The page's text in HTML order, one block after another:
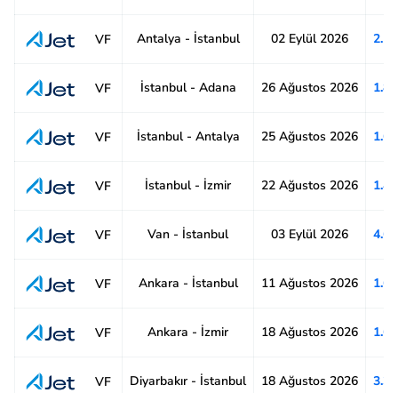
VF Antalya - İstanbul 02 Eylül 2026
VF İstanbul - Adana 26 Ağustos 2026
VF İstanbul - Antalya 25 Ağustos 2026
VF İstanbul - İzmir 22 Ağustos 2026
VF Van - İstanbul 03 Eylül 2026
VF Ankara - İstanbul 11 Ağustos 2026
VF Ankara - İzmir 18 Ağustos 2026
VF Diyarbakır - İstanbul 18 Ağustos 2026